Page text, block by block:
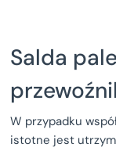
Salda
W przypadku
istotne jest